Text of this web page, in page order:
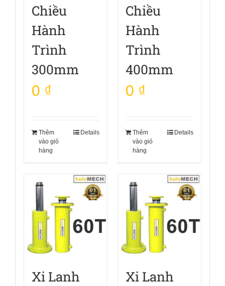
Chiều
Hành
Trình
300mm
0 ₫
Thêm
vào giỏ
hàng
Details
Chiều
Hành
Trình
400mm
0 ₫
Thêm
vào giỏ
hàng
Details
Xi Lanh
Xi Lanh